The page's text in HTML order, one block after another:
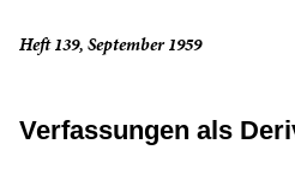
Heft 139, September 1959
Verfassungen als